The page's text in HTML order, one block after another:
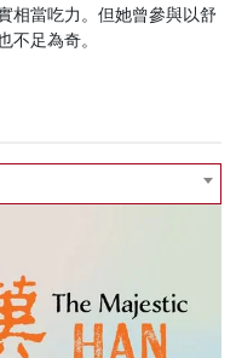
相當吃力。但她曾參與以舒
不足為奇。